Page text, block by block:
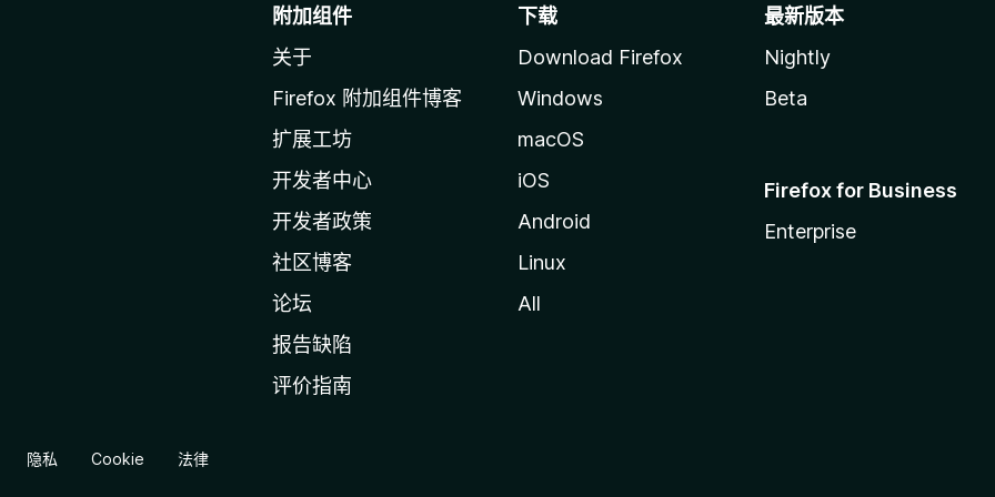
附加组件
关于
Firefox 附加组件博客
扩展工坊
开发者中心
开发者政策
社区博客
论坛
报告缺陷
评价指南
下载
Download Firefox
Windows
macOS
iOS
Android
Linux
All
最新版本
Nightly
Beta
Firefox for Business
Enterprise
隐私 Cookie 法律